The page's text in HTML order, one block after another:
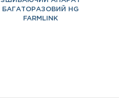
БАГАТОРАЗОВИЙ HG
FARMLINK